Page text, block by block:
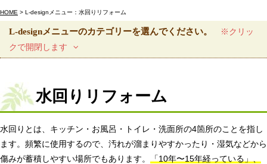
HOME > L-designメニュー：水回りリフォーム
L-designメニューのカテゴリーを選んでください。
※クリッ
クで開閉します
水回りリフォーム
水回りとは、キッチン・お風呂・トイレ・洗面所の4箇所のことを指し
ます。頻繁に使用するので、汚れが溜まりやすかったり・湿気などから
傷みが蓄積しやすい場所でもあります。
「10年〜15年経っている」、